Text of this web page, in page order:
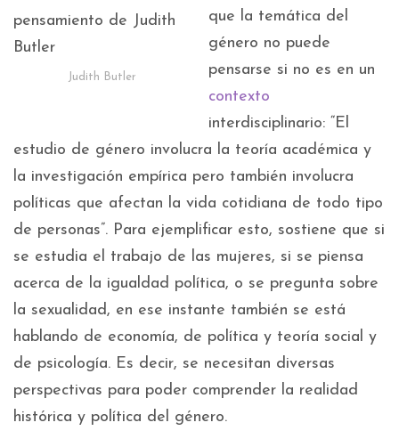
Judith Butler
que la temática del
género no puede
pensarse si no es en un
contexto
interdisciplinario: “El
estudio de género involucra la teoría académica y
la investigación empírica pero también involucra
políticas que afectan la vida cotidiana de todo tipo
de personas”. Para ejemplificar esto, sostiene que si
se estudia el trabajo de las mujeres, si se piensa
acerca de la igualdad política, o se pregunta sobre
la sexualidad, en ese instante también se está
hablando de economía, de política y teoría social y
de psicología. Es decir, se necesitan diversas
perspectivas para poder comprender la realidad
histórica y política del género.